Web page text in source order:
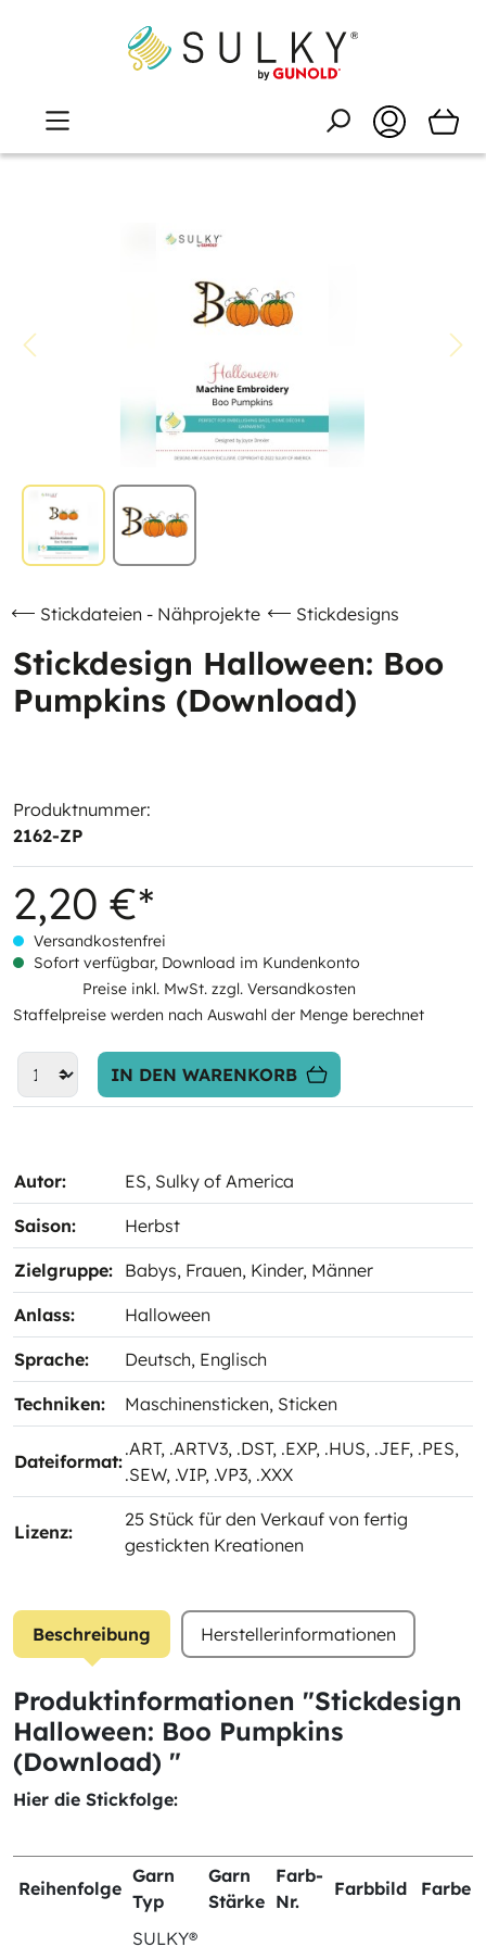
Stickdateien - Nähprojekte Stickdesigns
Stickdesign Halloween: Boo
Pumpkins (Download)
Produktnummer:
2162-ZP
2,20 €*
Versandkostenfrei
Sofort verfügbar, Download im Kundenkonto
Preise inkl. MwSt. zzgl. Versandkosten
Staffelpreise werden nach Auswahl der Menge berechnet
IN DEN WARENKORB
Autor: ES, Sulky of America
Saison: Herbst
Zielgruppe: Babys, Frauen, Kinder, Männer
Anlass: Halloween
Sprache: Deutsch, Englisch
Techniken: Maschinensticken, Sticken
Dateiformat:
.ART, .ARTV3, .DST, .EXP, .HUS, .JEF, .PES,
.SEW, .VIP, .VP3, .XXX
Lizenz:
25 Stück für den Verkauf von fertig
gestickten Kreationen
Beschreibung Herstellerinformationen
Produktinformationen "Stickdesign
Halloween: Boo Pumpkins
(Download) "
Hier die Stickfolge:
Reihenfolge
Garn
Typ
Garn
Stärke
Farb-
Nr.
Farbbild Farbe
SULKY®